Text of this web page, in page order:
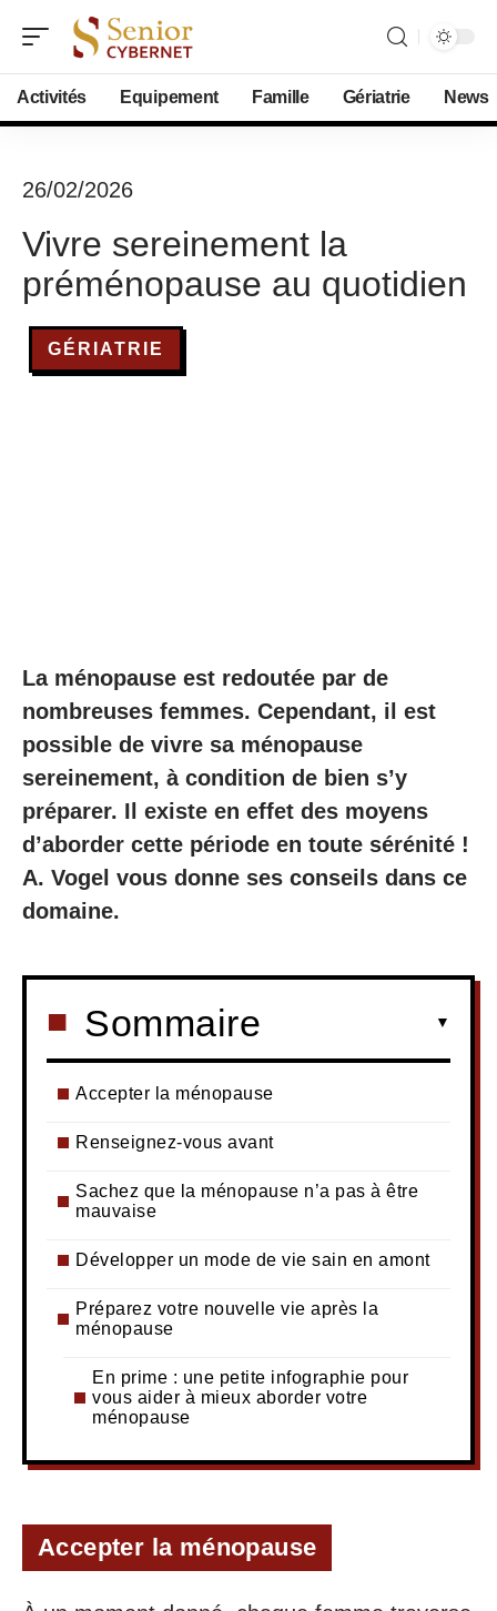
Activités Equipement Famille Gériatrie News
26/02/2026
Vivre sereinement la
préménopause au quotidien
GÉRIATRIE
La ménopause est redoutée par de
nombreuses femmes. Cependant, il est
possible de vivre sa ménopause
sereinement, à condition de bien s’y
préparer. Il existe en effet des moyens
d’aborder cette période en toute sérénité !
A. Vogel vous donne ses conseils dans ce
domaine.
Sommaire
Accepter la ménopause
Renseignez-vous avant
Sachez que la ménopause n’a pas à être
mauvaise
Développer un mode de vie sain en amont
Préparez votre nouvelle vie après la
ménopause
En prime : une petite infographie pour
vous aider à mieux aborder votre
ménopause
Accepter la ménopause